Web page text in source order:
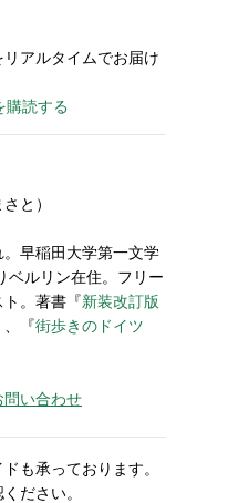
アルタイムでお届け
購読する
と）
早稲田大学第一文学
ベルリン在住。フリー
。著書『新装改訂版
、『街歩きのドイツ
問い合わせ
も承っております。
ださい。